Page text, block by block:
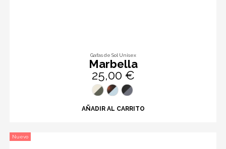
Gafas de Sol Unisex
Marbella
25,00 €
AÑADIR AL CARRITO
Nuevo